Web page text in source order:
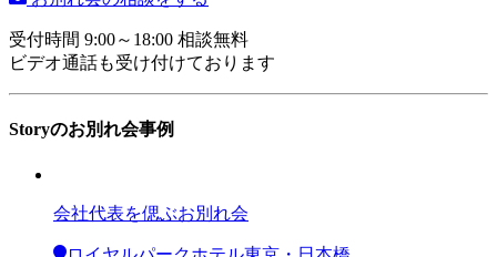
受付時間 9:00～18:00 相談無料
ビデオ通話も受け付けております
Storyのお別れ会事例
会社代表を偲ぶお別れ会